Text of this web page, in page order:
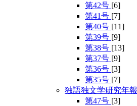
第42号 [6]
第41号 [7]
第40号 [11]
第39号 [9]
第38号 [13]
第37号 [9]
第36号 [3]
第35号 [7]
独語独文学研究年報
第47号 [3]